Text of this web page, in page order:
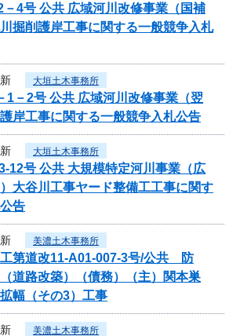
4号 公共 広域河川改修事業（国補
掘削護岸工事に関する一般競争入札
大垣土木事務所
1－2号 公共 広域河川改修事業（翌
岸工事に関する一般競争入札公告
大垣土木事務所
12号 公共 大規模特定河川事業（広
大谷川工事ヤード整備工工事に関す
告
美濃土木事務所
工第道改11-A01-007-3号/公共 防
道路改築）（債務）（主）関本巣
幅（その3）工事
美濃土木事務所